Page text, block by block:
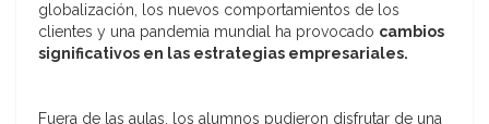
globalización, los nuevos comportamientos de los
clientes y una pandemia mundial ha provocado cambios
significativos en las estrategias empresariales.
Fuera de las aulas, los alumnos pudieron disfrutar de una